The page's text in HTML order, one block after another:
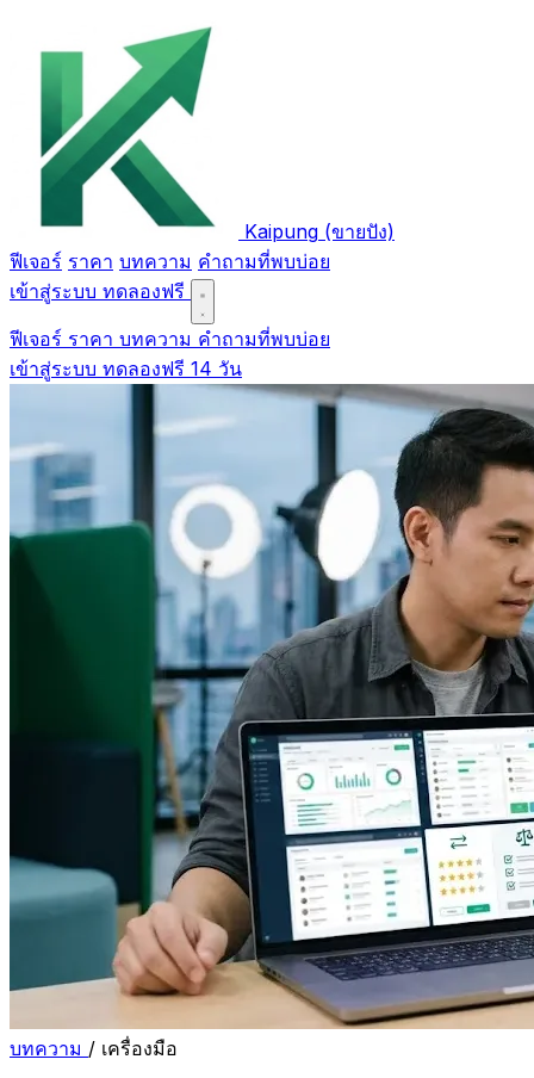
Kaipung (ขายปัง)
ฟีเจอร์ ราคา บทความ คำถามที่พบบ่อย
เข้าสู่ระบบ ทดลองฟรี
ฟีเจอร์ ราคา บทความ คำถามที่พบบ่อย
เข้าสู่ระบบ ทดลองฟรี 14 วัน
บทความ / เครื่องมือ